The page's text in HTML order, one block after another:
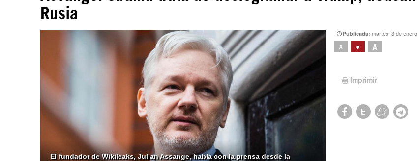
https://www.facebook.com/Nexolatino.Canal
Rusia
El fundador de Wikileaks, Julian Assange, habla con la prensa desde la
Publicada:martes, 3 de
A • A
Imprimir